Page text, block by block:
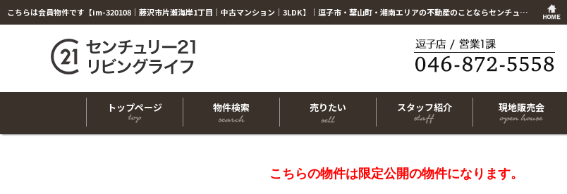
こちらは会員物件です【im-320108｜藤沢市片瀬海岸1丁目｜中古マンション｜3LDK】｜逗子市・葉山町・湘南エリアの不動産のことならセンチュリー21リビングライフにお任せください！
トップページ 物件検索 売りたい スタッフ紹介 現地販売会
こちらの物件は限定公開の物件になります。